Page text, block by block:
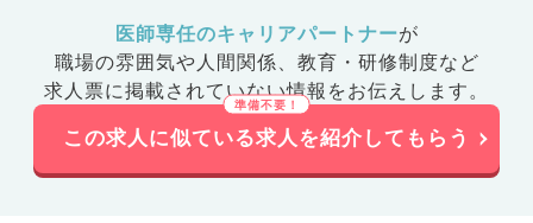
医師専任のキャリアパートナーが
職場の雰囲気や人間関係、 教育・研修制度など
求人票に掲載されていない情報をお伝えします。
この求人に似ている求人を紹介してもらう